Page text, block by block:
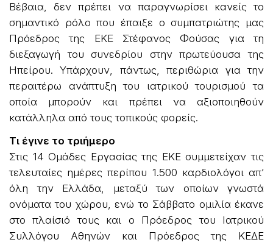
Βέβαια, δεν πρέπει να παραγνωρίσει κανείς το
σημαντικό ρόλο που έπαιξε ο συμπατριώτης μας
Πρόεδρος της ΕΚΕ Στέφανος Φούσας για τη
διεξαγωγή του συνεδρίου στην πρωτεύουσα της
Ηπείρου. Υπάρχουν, πάντως, περιθώρια για την
περαιτέρω ανάπτυξη του ιατρικού τουρισμού τα
οποία μπορούν και πρέπει να αξιοποιηθούν
κατάλληλα από τους τοπικούς φορείς.
Τι έγινε το τριήμερο
Στις 14 Ομάδες Εργασίας της ΕΚΕ συμμετείχαν τις
τελευταίες ημέρες περίπου 1.500 καρδιολόγοι απ’
όλη την Ελλάδα, μεταξύ των οποίων γνωστά
ονόματα του χώρου, ενώ το Σάββατο ομιλία έκανε
στο πλαίσιό τους και ο Πρόεδρος του Ιατρικού
Συλλόγου Αθηνών και Πρόεδρος της ΚΕΔΕ